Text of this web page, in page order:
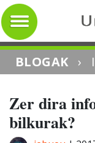
BLOGAK ›
Zer dira
bilkurak?